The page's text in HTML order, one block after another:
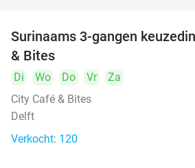
Surinaams 3-gangen
& Bites
Di Wo Do Vr
Za
City Café & Bites
Delft
Verkocht: 120